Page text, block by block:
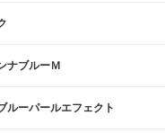
ナブルーＭ
ルーパールエフェクト